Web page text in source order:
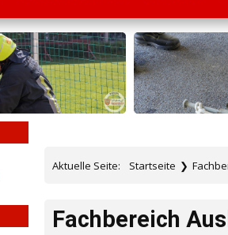
Aktuelle Seite: Startseite ❯
Fachbereich